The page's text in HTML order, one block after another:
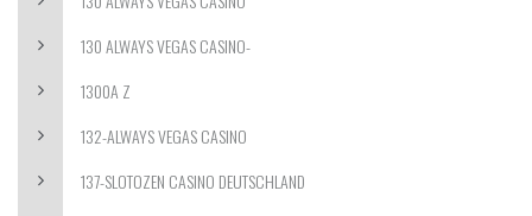
130 ALWAYS VEGAS CASINO-
1300A Z
132-ALWAYS VEGAS CASINO
137-SLOTOZEN CASINO DEUTSCHLAND